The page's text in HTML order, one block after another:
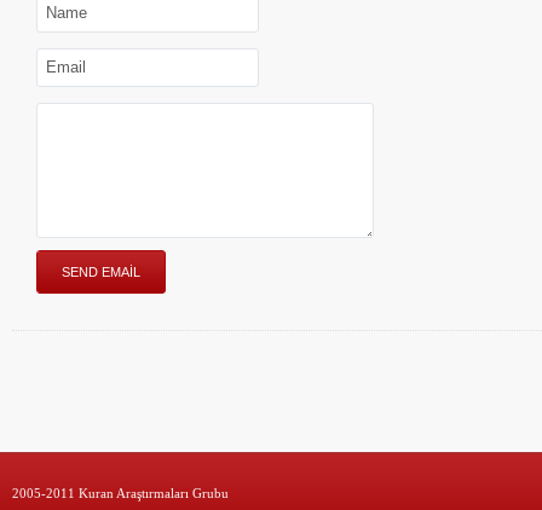
2005-2011 Kuran Araştırmaları Grubu